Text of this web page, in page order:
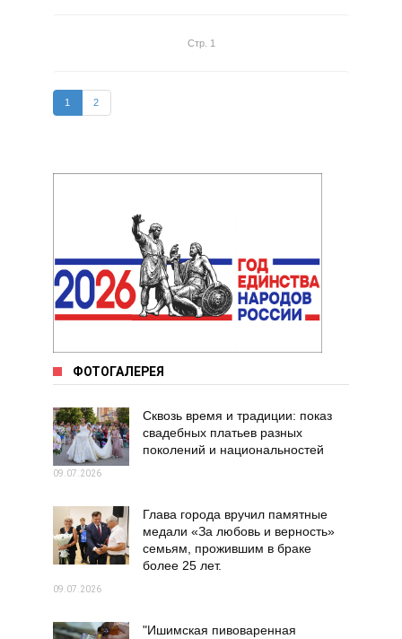
Стр. 1
1 2
ФОТОГАЛЕРЕЯ
Сквозь время и традиции: показ
свадебных платьев разных
поколений и национальностей
09.07.2026
Глава города вручил памятные
медали «За любовь и верность»
семьям, прожившим в браке
более 25 лет.
09.07.2026
"Ишимская пивоваренная